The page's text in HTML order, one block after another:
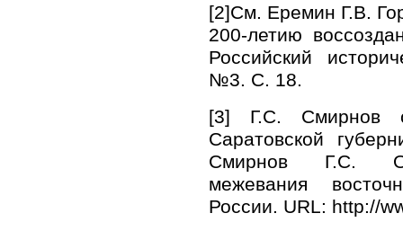
[2]См. Еремин Г.В.
200-летию
Российский
№3. С. 18.
[3] Г.С. Смирнов
Саратовской
Смирнов Г.С.
межевания
России. URL: http://